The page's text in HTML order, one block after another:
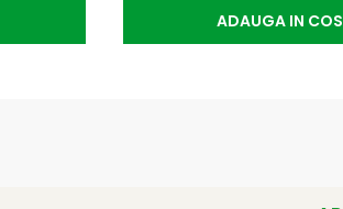
ADAUGA IN COS